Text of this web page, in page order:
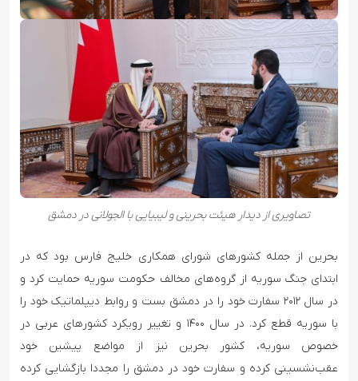
تصاویری از دیدار هیئت بحرینی و لیبیایی با الجولانی در دمشق
بحرین از جمله کشورهای شورای همکاری خلیج فارس بود که در
ابتدای جنگ سوریه از گروه‌های مخالف حکومت سوریه حمایت کرد و
در سال ۲۰۱۲ سفارت خود را در دمشق بست و روابط دیپلماتیک خود را
با سوریه قطع کرد. در سال ۱۴۰۰ و تغییر رویکرد کشورهای عربی در
خصوص سوریه، کشور بحرین نیز از مواضع پیشین خود
عقب‌نشسینی کرده و سفارت خود در دمشق را مجددا بازگشایی کرده